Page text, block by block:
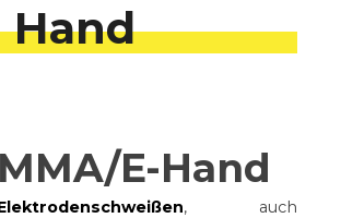
Hand
E-Hand
, auch